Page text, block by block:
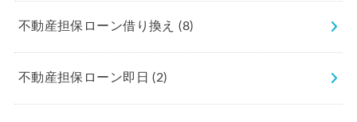
不動産担保ローン借り換え(8)
不動産担保ローン即日(2)